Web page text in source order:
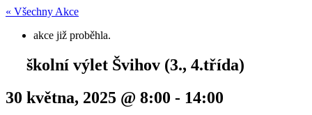
« Všechny Akce
akce již proběhla.
školní výlet Švihov (3., 4.třída)
30 května, 2025 @ 8:00 - 14:00